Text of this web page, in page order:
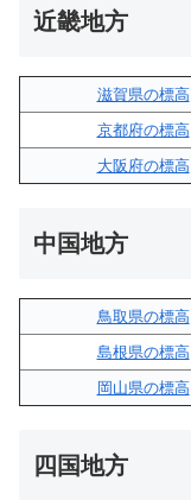
近畿地方
滋賀県の標高
京都府の標高
大阪府の標高
中国地方
鳥取県の標高
島根県の標高
岡山県の標高
四国地方